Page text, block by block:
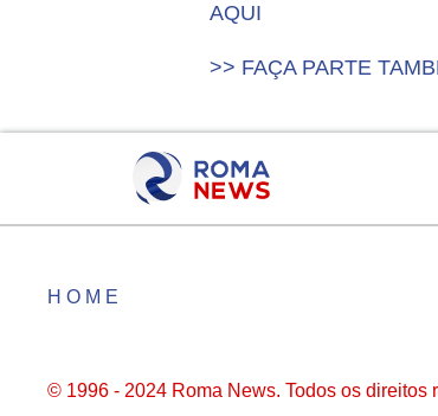
AQUI
>> FAÇA PARTE
HOME
© 1996 - 2024 Roma News. Todos os direitos